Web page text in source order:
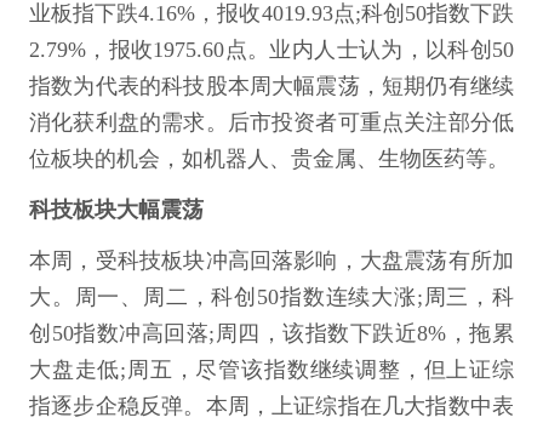
业板指下跌4.16%，报收4019.93点;科创50指数下跌
2.79%，报收1975.60点。业内人士认为，以科创50
指数为代表的科技股本周大幅震荡，短期仍有继续
消化获利盘的需求。后市投资者可重点关注部分低
位板块的机会，如机器人、贵金属、生物医药等。
科技板块大幅震荡
本周，受科技板块冲高回落影响，大盘震荡有所加
大。周一、周二，科创50指数连续大涨;周三，科
创50指数冲高回落;周四，该指数下跌近8%，拖累
大盘走低;周五，尽管该指数继续调整，但上证综
指逐步企稳反弹。本周，上证综指在几大指数中表